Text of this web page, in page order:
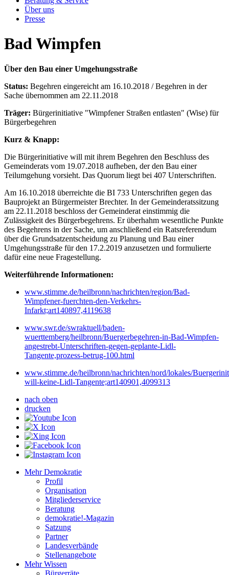
Über uns
Presse
Bad Wimpfen
Über den Bau einer Umgehungsstraße
Status: Begehren eingereicht am 16.10.2018 / Begehren in der
Sache übernommen am 22.11.2018
Träger: Bürgerinitiative "Wimpfener Straßen entlasten" (Wise) für
Bürgerbegehren
Kurz & Knapp:
Die Bürgerinitiative will mit ihrem Begehren den Beschluss des
Gemeinderats vom 19.07.2018 aufheben, der den Bau einer
Teilumgehung vorsieht. Das Quorum liegt bei 407 Unterschriften.
Am 16.10.2018 überreichte die BI 733 Unterschriften gegen das
Bauprojekt an Bürgermeister Brechter. In der Gemeinderatssitzung
am 22.11.2018 beschloss der Gemeinderat einstimmig die
Zulässigkeit des Bürgerbegehrens. Er überhahm wesentliche Punkte
des Begehrens in der Sache, um anschließend ein Ratsreferendum
über die Grundsatzentscheidung zu Planung und Bau einer
Umgehungsstraße für den 17.2.2019 anzusetzen und formulierte
dafür eine neue Fragestellung.
Weiterführende Informationen:
www.stimme.de/heilbronn/nachrichten/region/Bad-
Wimpfener-fuerchten-den-Verkehrs-
Infarkt;art140897,4119638
www.swr.de/swraktuell/baden-
wuerttemberg/heilbronn/Buergerbegehren-in-Bad-Wimpfen-
angestrebt-Unterschriften-gegen-geplante-Lidl-
Tangente,prozess-betrug-100.html
www.stimme.de/heilbronn/nachrichten/nord/lokales/
will-keine-Lidl-Tangente;art140901,4099313
nach oben
drucken
Mehr Demokratie
Profil
Organisation
Mitgliederservice
Beratung
demokratie!-Magazin
Satzung
Partner
Landesverbände
Stellenangebote
Mehr Wissen
Bürgerräte